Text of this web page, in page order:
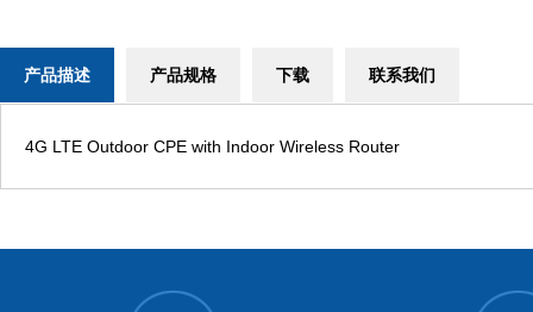
产品描述 产品规格 下载 联系我们
4G LTE Outdoor CPE with Indoor Wireless Router